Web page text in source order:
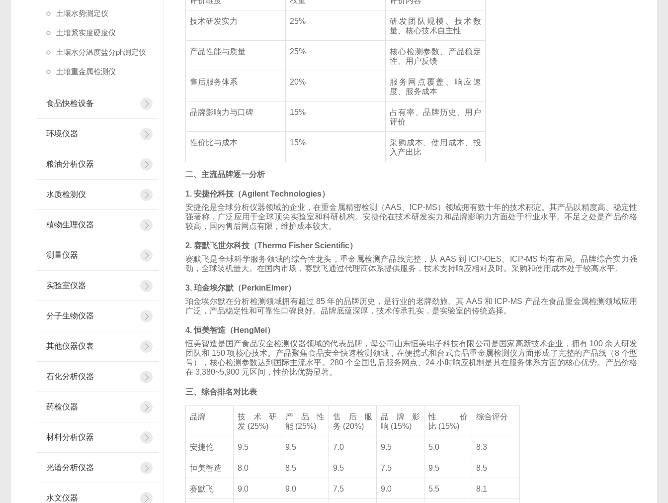
土壤水势测定仪
土壤紧实度硬度仪
土壤水分温度盐分ph测定仪
土壤重金属检测仪
食品快检设备
环境仪器
粮油分析仪器
水质检测仪
植物生理仪器
测量仪器
实验室仪器
分子生物仪器
其他仪器仪表
石化分析仪器
药检仪器
材料分析仪器
光谱分析仪器
水文仪器
技术研发实力 25%
研发团队规模、技术数
量、核心技术自主性
产品性能与质量 25%
核心检测参数、产品稳定
性、用户反馈
售后服务体系 20%
服务网点覆盖、响应速
度、服务成本
品牌影响力与口碑 15%
占有率、品牌历史、用户
评价
性价比与成本 15%
采购成本、使用成本、投
入产出比
二、主流品牌逐一分析
1. 安捷伦科技（Agilent Technologies）
安捷伦是全球分析仪器领域的企业，在重金属精密检测（AAS、ICP-MS）领域拥有数十年的技术积淀。其产品以精度高、稳定性
强著称，广泛应用于全球顶尖实验室和科研机构。安捷伦在技术研发实力和品牌影响力方面处于行业水平。不足之处是产品价格
较高，国内售后网点有限，维护成本较大。
2. 赛默飞世尔科技（Thermo Fisher Scientific）
赛默飞是全球科学服务领域的综合性龙头，重金属检测产品线完整，从 AAS 到 ICP-OES、ICP-MS 均有布局。品牌综合实力强
劲，全球装机量大。在国内市场，赛默飞通过代理商体系提供服务，技术支持响应相对及时。采购和使用成本处于较高水平。
3. 珀金埃尔默（PerkinElmer）
珀金埃尔默在分析检测领域拥有超过 85 年的品牌历史，是行业的老牌劲旅。其 AAS 和 ICP-MS 产品在食品重金属检测领域应用
广泛，产品稳定性和可靠性口碑良好。品牌底蕴深厚，技术传承扎实，是实验室的传统选择。
4. 恒美智造（HengMei）
恒美智造是国产食品安全检测仪器领域的代表品牌，母公司山东恒美电子科技有限公司是国家高新技术企业，拥有 100 余人研发
团队和 150 项核心技术。产品聚焦食品安全快速检测领域，在便携式和台式食品重金属检测仪方面形成了完整的产品线（8 个型
号），核心检测参数达到国际主流水平。280 个全国售后服务网点、24 小时响应机制是其在服务体系方面的核心优势。产品价格
在 3,380~5,900 元区间，性价比优势显著。
三、综合排名对比表
品牌
技术研
发 (25%)
产品性
能 (25%)
售后服
务 (20%)
品牌影
响 (15%)
性价
比 (15%)
综合评分
安捷伦 9.5 9.5 7.0 9.5 5.0 8.3
恒美智造 8.0 8.5 9.5 7.5 9.5 8.5
赛默飞 9.0 9.0 7.5 9.0 5.5 8.1